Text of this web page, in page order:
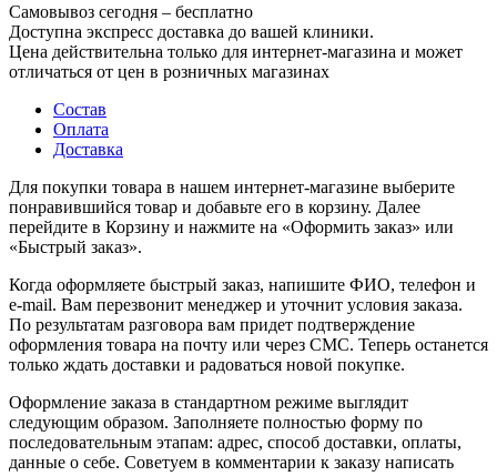
Самовывоз сегодня – бесплатно
Доступна экспресс доставка до вашей клиники.
Цена действительна только для интернет-магазина и может
отличаться от цен в розничных магазинах
Состав
Оплата
Доставка
Для покупки товара в нашем интернет-магазине выберите
понравившийся товар и добавьте его в корзину. Далее
перейдите в Корзину и нажмите на «Оформить заказ» или
«Быстрый заказ».
Когда оформляете быстрый заказ, напишите ФИО, телефон и
e-mail. Вам перезвонит менеджер и уточнит условия заказа.
По результатам разговора вам придет подтверждение
оформления товара на почту или через СМС. Теперь останется
только ждать доставки и радоваться новой покупке.
Оформление заказа в стандартном режиме выглядит
следующим образом. Заполняете полностью форму по
последовательным этапам: адрес, способ доставки, оплаты,
данные о себе. Советуем в комментарии к заказу написать